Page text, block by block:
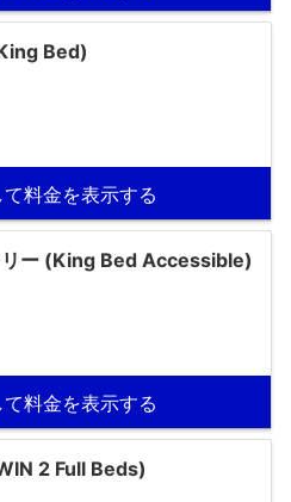
Bed)
料金を表示する
ー (King Bed Accessible)
料金を表示する
2 Full Beds)